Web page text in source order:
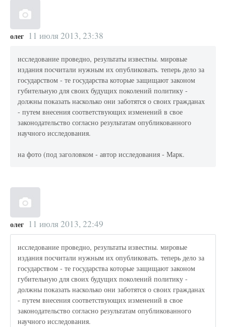
олег 11 июля 2013, 23:38
исследование проведно, результаты известны. мировые
издания посчитали нужным их опубликовать. теперь дело за
государством - те государства которые защищают законом
губительную для своих будущих поколений политику -
должны показать насколько они заботятся о своих гражданах
- путем внесения соответствующих изменений в свое
законодательство согласно результатам опубликованного
научного исследования.
на фото (под заголовком - автор исследования - Марк.
олег 11 июля 2013, 22:49
исследование проведно, результаты известны. мировые
издания посчитали нужным их опубликовать. теперь дело за
государством - те государства которые защищают законом
губительную для своих будущих поколений политику -
должны показать насколько они заботятся о своих гражданах
- путем внесения соответствующих изменений в свое
законодательство согласно результатам опубликованного
научного исследования.